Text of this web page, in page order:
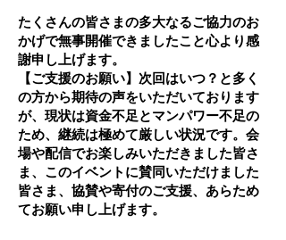
たくさんの皆さまの多大なるご協力のお
かげで無事開催できましたこと心より感
謝申し上げます。
【ご支援のお願い】次回はいつ？と多く
の方から期待の声をいただいております
が、現状は資金不足とマンパワー不足の
ため、継続は極めて厳しい状況です。会
場や配信でお楽しみいただきました皆さ
ま、このイベントに賛同いただけました
皆さま、協賛や寄付のご支援、あらため
てお願い申し上げます。